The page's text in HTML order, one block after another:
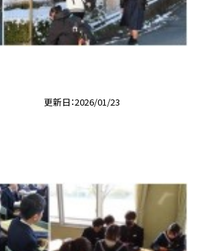
更新日 2026/01/23